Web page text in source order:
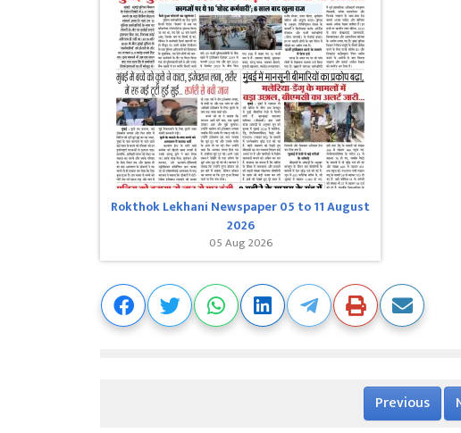
Rokthok Lekhani Newspaper 05 to 11 August
2026
05 Aug 2026
Previous